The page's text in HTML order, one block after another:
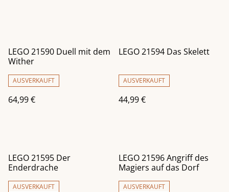
LEGO 21590 Duell mit dem
Wither
AUSVERKAUFT
64,99 €
LEGO 21594 Das Skelett
AUSVERKAUFT
44,99 €
LEGO 21595 Der
Enderdrache
AUSVERKAUFT
LEGO 21596 Angriff des
Magiers auf das Dorf
AUSVERKAUFT